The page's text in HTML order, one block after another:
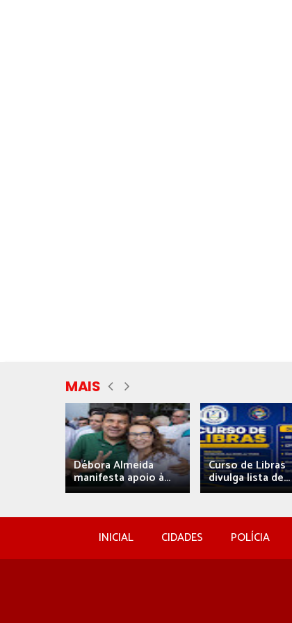
MAIS
Débora Almeida
manifesta apoio à...
Curso de Libras
divulga lista de...
INICIAL CIDADES POLÍCIA